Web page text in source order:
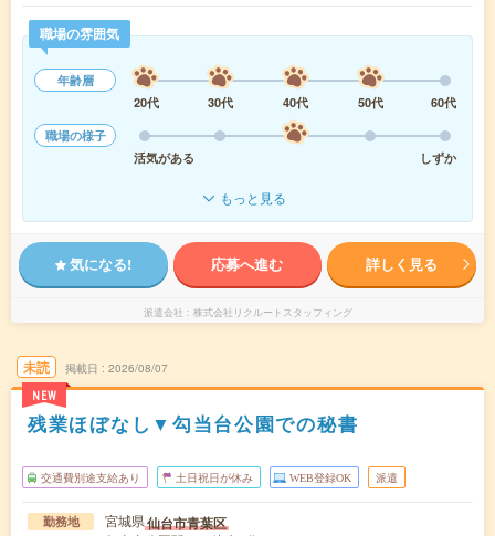
職場の雰囲気
年齢層
20代
30代 40代 50代
60代
職場の様子
活気がある
しずか
もっと見る
気になる! 応募へ進む 詳しく見る
派遣会社 株式会社リクルートスタッフィング
未読
NEW
掲載日 2026/08/07
残業ほぼなし▼勾当台公園での秘書
交通費別途支給あり 土日祝日が休み WEB登録OK 派遣
勤務地 宮城県仙台市青葉区